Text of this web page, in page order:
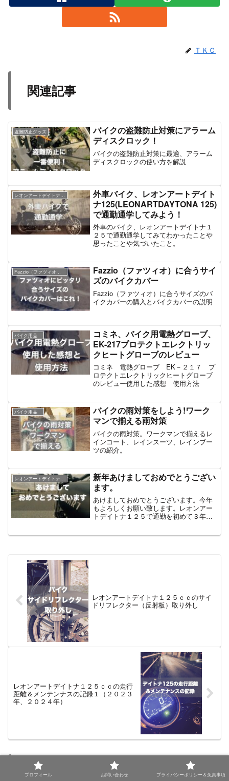
ＴＫＣ
関連記事
盗難防止グッズ
バイクの盗難防止対策にアラーム
ディスクロック！
バイクの盗難防止対策に最適、アラーム
ディスクロックの使い方を解説
レオンアートデイトナ１２５
外車バイク、レオンアートデイト
ナ125(LEONARTDAYTONA 125)
で通勤通学してみよう！
外車のバイク、レオンアートデイトナ１
２５で通勤通学してみてわかったことや
思ったことや気づいたこと。
Fazzio（ファツィオ）１２５cc
Fazzio（ファツィオ）に合うサイ
ズのバイクカバー
Fazzio（ファツィオ）に合うサイズのバ
イクカバーの購入とバイクカバーの説明
バイク用品
コミネ、バイク用電熱グローブ、
EK-217プロテクトエレクトリッ
クヒートグローブのレビュー
コミネ 電熱グローブ EK－２１７ プ
ロテクトエレクトリックヒートグローブ
のレビュー使用した感想 使用方法
バイク用品
バイクの雨対策をしよう!ワーク
マンで揃える雨対策
バイクの雨対策。ワークマンで揃えるレ
インコート、レインスーツ、レインブー
ツの紹介。
レオンアートデイトナ１２５
新年あけましておめでとうござい
ます。
あけましておめでとうございます。今年
もよろしくお願い致します。レオンアー
トデイトナ１２５で通勤を初めて３年目
レオンアートデイトナ１２５ｃｃのサイ
ドリフレクター（反射板）取り外し
レオンアートデイトナ１２５ｃｃの走行
距離＆メンテンナスの記録１（２０２３
年、２０２４年）
コメント
プロフィール お問い合わせ プライバシーポリシー＆免責事項